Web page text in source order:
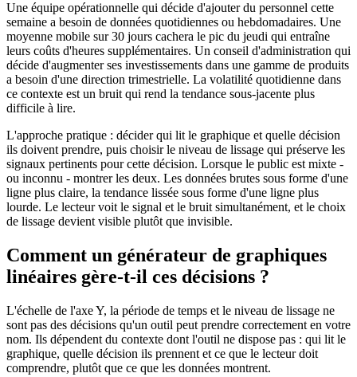
Une équipe opérationnelle qui décide d'ajouter du personnel cette
semaine a besoin de données quotidiennes ou hebdomadaires. Une
moyenne mobile sur 30 jours cachera le pic du jeudi qui entraîne
leurs coûts d'heures supplémentaires. Un conseil d'administration qui
décide d'augmenter ses investissements dans une gamme de produits
a besoin d'une direction trimestrielle. La volatilité quotidienne dans
ce contexte est un bruit qui rend la tendance sous-jacente plus
difficile à lire.
L'approche pratique : décider qui lit le graphique et quelle décision
ils doivent prendre, puis choisir le niveau de lissage qui préserve les
signaux pertinents pour cette décision. Lorsque le public est mixte -
ou inconnu - montrer les deux. Les données brutes sous forme d'une
ligne plus claire, la tendance lissée sous forme d'une ligne plus
lourde. Le lecteur voit le signal et le bruit simultanément, et le choix
de lissage devient visible plutôt que invisible.
Comment un générateur de graphiques
linéaires gère-t-il ces décisions ?
L'échelle de l'axe Y, la période de temps et le niveau de lissage ne
sont pas des décisions qu'un outil peut prendre correctement en votre
nom. Ils dépendent du contexte dont l'outil ne dispose pas : qui lit le
graphique, quelle décision ils prennent et ce que le lecteur doit
comprendre, plutôt que ce que les données montrent.